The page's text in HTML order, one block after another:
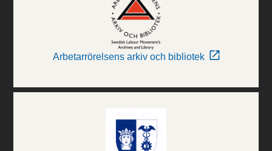
Arbetarrörelsens arkiv och bibliotek